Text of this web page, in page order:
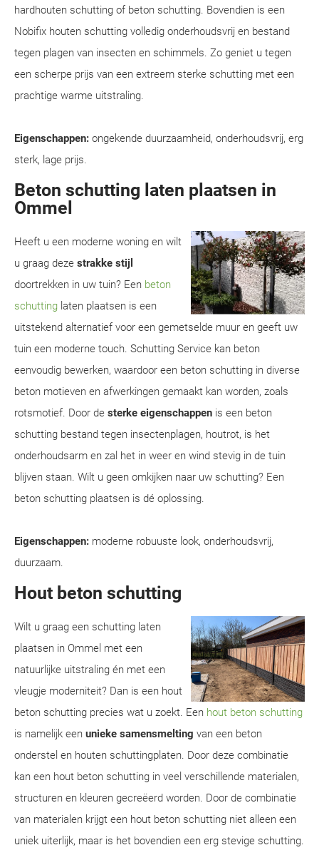
hardhouten schutting of beton schutting. Bovendien is een
Nobifix houten schutting volledig onderhoudsvrij en bestand
tegen plagen van insecten en schimmels. Zo geniet u tegen
een scherpe prijs van een extreem sterke schutting met een
prachtige warme uitstraling.
Eigenschappen: ongekende duurzaamheid, onderhoudsvrij, erg
sterk, lage prijs.
Beton schutting laten plaatsen in
Ommel
Heeft u een moderne woning en wilt
u graag deze strakke stijl
doortrekken in uw tuin? Een beton
schutting laten plaatsen is een
uitstekend alternatief voor een gemetselde muur en geeft uw
tuin een moderne touch. Schutting Service kan beton
eenvoudig bewerken, waardoor een beton schutting in diverse
beton motieven en afwerkingen gemaakt kan worden, zoals
rotsmotief. Door de sterke eigenschappen is een beton
schutting bestand tegen insectenplagen, houtrot, is het
onderhoudsarm en zal het in weer en wind stevig in de tuin
blijven staan. Wilt u geen omkijken naar uw schutting? Een
beton schutting plaatsen is dé oplossing.
Eigenschappen: moderne robuuste look, onderhoudsvrij,
duurzaam.
Hout beton schutting
Wilt u graag een schutting laten
plaatsen in Ommel met een
natuurlijke uitstraling én met een
vleugje moderniteit? Dan is een hout
beton schutting precies wat u zoekt. Een hout beton schutting
is namelijk een unieke samensmelting van een beton
onderstel en houten schuttingplaten. Door deze combinatie
kan een hout beton schutting in veel verschillende materialen,
structuren en kleuren gecreëerd worden. Door de combinatie
van materialen krijgt een hout beton schutting niet alleen een
uniek uiterlijk, maar is het bovendien een erg stevige schutting.